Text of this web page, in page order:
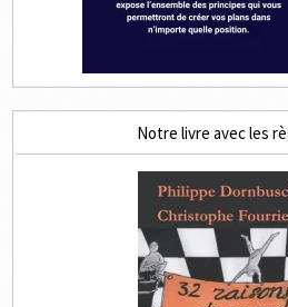
Notre livre avec les